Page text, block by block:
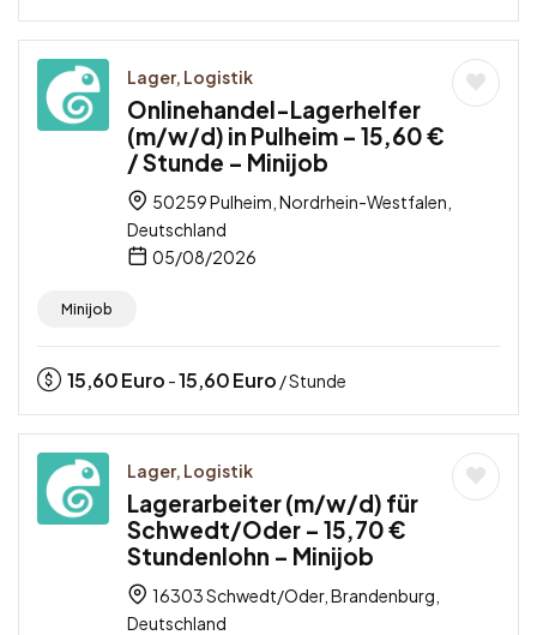
Lager, Logistik
Onlinehandel-Lagerhelfer
(m/w/d) in Pulheim – 15,60 €
/ Stunde – Minijob
50259 Pulheim, Nordrhein-Westfalen,
Deutschland
05/08/2026
Minijob
15,60Euro -15,60Euro / Stunde
Lager, Logistik
Lagerarbeiter (m/w/d) für
Schwedt/Oder – 15,70 €
Stundenlohn – Minijob
16303 Schwedt/Oder, Brandenburg,
Deutschland